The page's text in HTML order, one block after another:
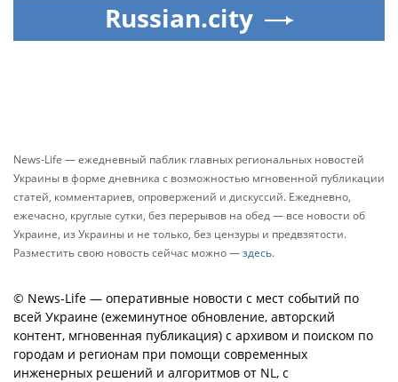
Russian.city
News-Life — ежедневный паблик главных региональных новостей
Украины в форме дневника с возможностью мгновенной публикации
статей, комментариев, опровержений и дискуссий. Ежедневно,
ежечасно, круглые сутки, без перерывов на обед — все новости об
Украине, из Украины и не только, без цензуры и предвзятости.
Разместить свою новость сейчас можно —здесь.
© News-Life — оперативные новости с мест событий по
всей Украине (ежеминутное обновление, авторский
контент, мгновенная публикация) с архивом и поиском по
городам и регионам при помощи современных
инженерных решений и алгоритмов от NL, с